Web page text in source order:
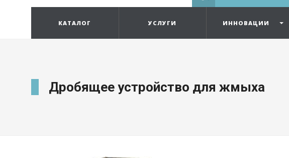
КАТАЛОГ УСЛУГИ ИННОВАЦИИ
Дробящее устройство для жмыха